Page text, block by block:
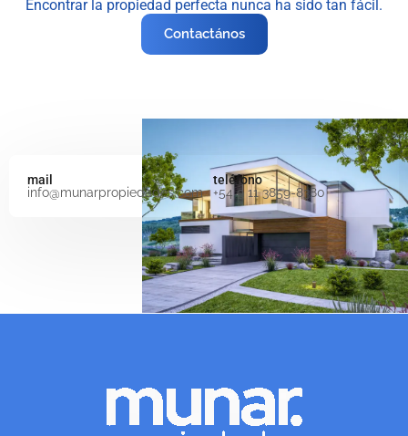
Encontrar la propiedad perfecta nunca ha sido tan fácil.
Contactános
mail
info@munarpropiedades.com
teléfono
+54 9 11 3859-8380